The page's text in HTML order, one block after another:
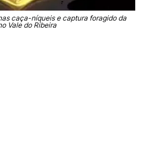
caça-níqueis e captura foragido da
Vale do Ribeira